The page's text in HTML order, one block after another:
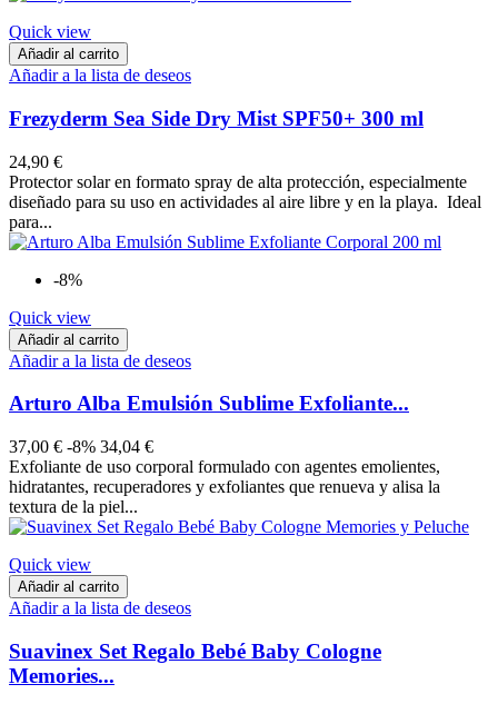
Quick view
Añadir al carrito
Añadir a la lista de deseos
Frezyderm Sea Side Dry Mist SPF50+ 300 ml
24,90 €
Protector solar en formato spray de alta protección, especialmente
diseñado para su uso en actividades al aire libre y en la playa. Ideal
para...
-8%
Quick view
Añadir al carrito
Añadir a la lista de deseos
Arturo Alba Emulsión Sublime Exfoliante...
37,00 € -8% 34,04 €
Exfoliante de uso corporal formulado con agentes emolientes,
hidratantes, recuperadores y exfoliantes que renueva y alisa la
textura de la piel...
Quick view
Añadir al carrito
Añadir a la lista de deseos
Suavinex Set Regalo Bebé Baby Cologne
Memories...